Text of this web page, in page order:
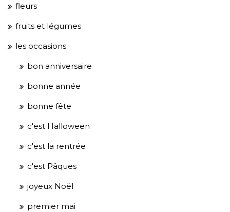
fleurs
fruits et légumes
les occasions
bon anniversaire
bonne année
bonne fête
c'est Halloween
c'est la rentrée
c'est Pâques
joyeux Noël
premier mai